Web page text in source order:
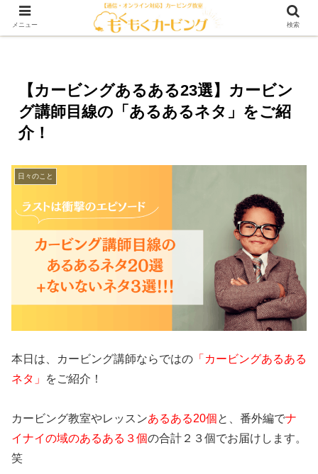
【カービングあるある23選】カービン
グ講師目線の「あるあるネタ」をご紹
介！
日々のこと
本日は、カービング講師ならではの 「カービングあるある
ネタ」
をご紹介！
カービング教室やレッスンあるある20個と、番外編でナ
イナイの域のあるある３個の合計２３個でお届けします。
笑
メニュー 検索